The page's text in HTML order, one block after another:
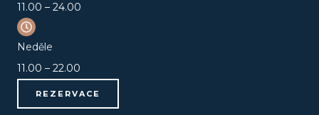
11.00 – 24.00
Neděle
11.00 – 22.00
REZERVACE